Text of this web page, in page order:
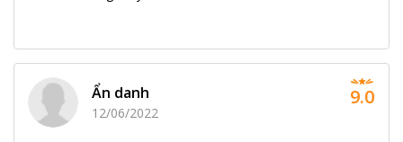
Ẩn danh
12/06/2022
9.0